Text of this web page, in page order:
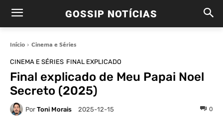
GOSSIP NOTÍCIAS
Início Cinema e Séries
CINEMA E SÉRIES FINAL EXPLICADO
Final explicado de Meu Papai Noel
Secreto (2025)
Por Toni Morais 2025-12-15 0